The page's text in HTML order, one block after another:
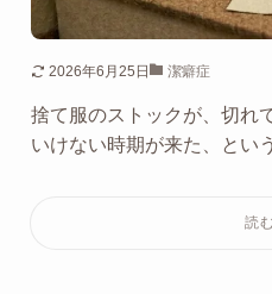
2026年6月25日 潔癖症
捨て服のストックが、切れ
いけない時期が来た、とい